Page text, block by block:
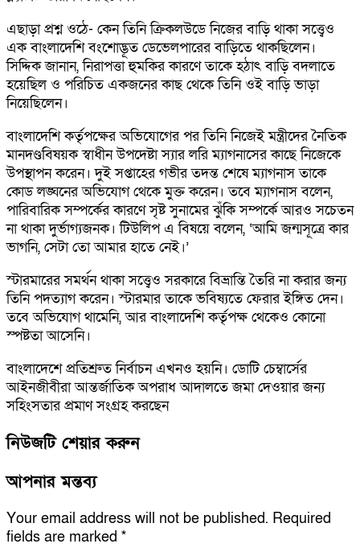
এছাড়া প্রশ্ন ওঠে- কেন তিনি ক্রিকলউডে নিজের বাড়ি থাকা সত্ত্বেও
এক বাংলাদেশি বংশোদ্ভূত ডেভেলপারের বাড়িতে থাকছিলেন।
সিদ্দিক জানান, নিরাপত্তা হুমকির কারণে তাকে হঠাৎ বাড়ি বদলাতে
হয়েছিল ও পরিচিত একজনের কাছ থেকে তিনি ওই বাড়ি ভাড়া
নিয়েছিলেন।
বাংলাদেশি কর্তৃপক্ষের অভিযোগের পর তিনি নিজেই মন্ত্রীদের নৈতিক
মানদণ্ডবিষয়ক স্বাধীন উপদেষ্টা স্যার লরি ম্যাগনাসের কাছে নিজেকে
উপস্থাপন করেন। দুই সপ্তাহের গভীর তদন্ত শেষে ম্যাগনাস তাকে
কোড লঙ্ঘনের অভিযোগ থেকে মুক্ত করেন। তবে ম্যাগনাস বলেন,
পারিবারিক সম্পর্কের কারণে সৃষ্ট সুনামের ঝুঁকি সম্পর্কে আরও সচেতন
না থাকা দুর্ভাগ্যজনক। টিউলিপ এ বিষয়ে বলেন, ‘আমি জন্মসূত্রে কার
ভাগনি, সেটা তো আমার হাতে নেই।’
স্টারমারের সমর্থন থাকা সত্ত্বেও সরকারে বিভ্রান্তি তৈরি না করার জন্য
তিনি পদত্যাগ করেন। স্টারমার তাকে ভবিষ্যতে ফেরার ইঙ্গিত দেন।
তবে অভিযোগ থামেনি, আর বাংলাদেশি কর্তৃপক্ষ থেকেও কোনো
স্পষ্টতা আসেনি।
বাংলাদেশে প্রতিশ্রুত নির্বাচন এখনও হয়নি। ডোটি চেম্বার্সের
আইনজীবীরা আন্তর্জাতিক অপরাধ আদালতে জমা দেওয়ার জন্য
সহিংসতার প্রমাণ সংগ্রহ করছেন
নিউজটি শেয়ার করুন
আপনার মন্তব্য
Your email address will not be published. Required
fields are marked *